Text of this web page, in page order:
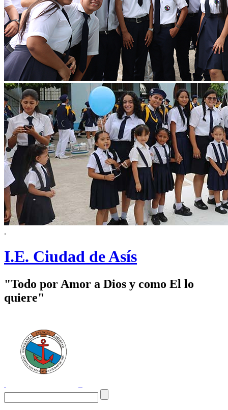
.
I.E. Ciudad de Asís
"Todo por Amor a Dios y como El lo
quiere"